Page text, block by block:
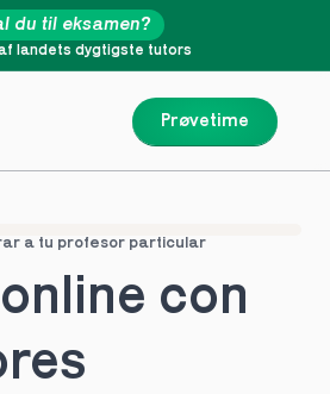
Prøvetime
landets dygtigste tutors
du til eksamen?
a tu profesor particular
con